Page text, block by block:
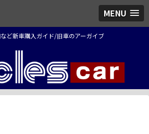
MENU
ど新車購入ガイド/旧車のアーガイブ